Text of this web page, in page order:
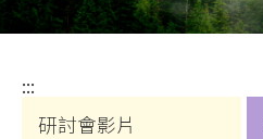
:::
研討會影片